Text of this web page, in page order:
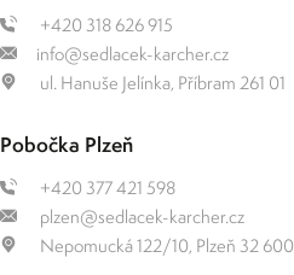
+420 318 626 915
info@sedlacek-karcher.cz
ul. Hanuše Jelínka, Příbram 261 01
Pobočka Plzeň
+420 377 421 598
plzen@sedlacek-karcher.cz
Nepomucká 122/10, Plzeň 32 600